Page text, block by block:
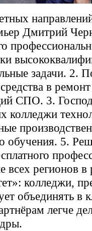
Дмитрий
задачи. 2.
в
СПО. 3.
колледжи
обучения. 5.
всех регионов в
колледжи,
объединять в
легче